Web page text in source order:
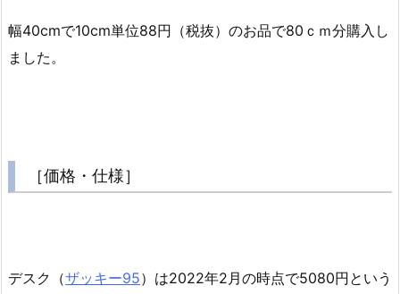
幅40cmで10cm単位88円（税抜）のお品で80ｃｍ分購入し
ました。
［価格・仕様］
デスク（ザッキー95）は2022年2月の時点で5080円という